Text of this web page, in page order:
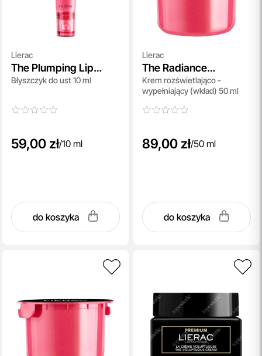
Lierac
The Plumping Lip
Gloss Iced Vanilla
Błyszczyk do ust 10 ml
59,00 zł/10 ml
do koszyka
Lierac
The Radiance
Plumping Cream Refill
Krem rozświetlająco -
wypełniający (wkład) 50 ml
89,00 zł/50 ml
do koszyka